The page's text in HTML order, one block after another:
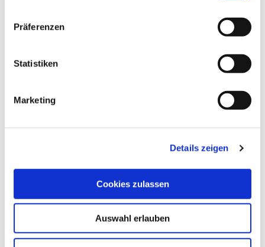
Präferenzen
Statistiken
Marketing
Details zeigen
Cookies zulassen
Auswahl erlauben